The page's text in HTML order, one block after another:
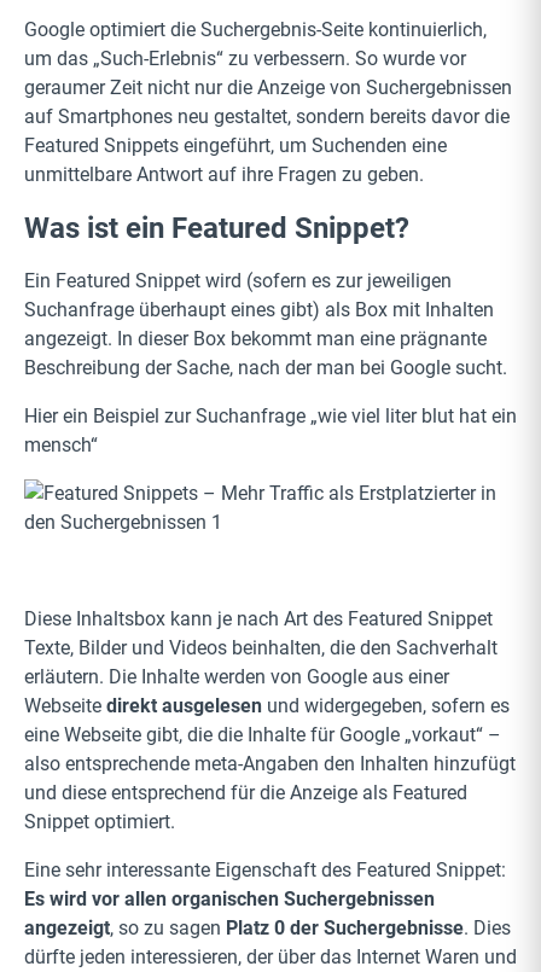
Google optimiert die Suchergebnis-Seite kontinuierlich,
um das „Such-Erlebnis“ zu verbessern. So wurde vor
geraumer Zeit nicht nur die Anzeige von Suchergebnissen
auf Smartphones neu gestaltet, sondern bereits davor die
Featured Snippets eingeführt, um Suchenden eine
unmittelbare Antwort auf ihre Fragen zu geben.
Was ist ein Featured Snippet?
Ein Featured Snippet wird (sofern es zur jeweiligen
Suchanfrage überhaupt eines gibt) als Box mit Inhalten
angezeigt. In dieser Box bekommt man eine prägnante
Beschreibung der Sache, nach der man bei Google sucht.
Hier ein Beispiel zur Suchanfrage „wie viel liter blut hat ein
mensch“
Diese Inhaltsbox kann je nach Art des Featured Snippet
Texte, Bilder und Videos beinhalten, die den Sachverhalt
erläutern. Die Inhalte werden von Google aus einer
Webseite direkt ausgelesen und widergegeben, sofern es
eine Webseite gibt, die die Inhalte für Google „vorkaut“ –
also entsprechende meta-Angaben den Inhalten hinzufügt
und diese entsprechend für die Anzeige als Featured
Snippet optimiert.
Eine sehr interessante Eigenschaft des Featured Snippet:
Es wird vor allen organischen Suchergebnissen
angezeigt, so zu sagen Platz 0 der Suchergebnisse. Dies
dürfte jeden interessieren, der über das Internet Waren und